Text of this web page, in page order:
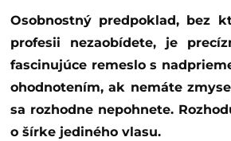
Osobnostný predpoklad, bez ktorého sa v tejto
profesii nezaobídete, je
fascinujúce remeslo s
ohodnotením, ak nemáte
sa rozhodne nepohnete.
o šírke jediného vlasu.